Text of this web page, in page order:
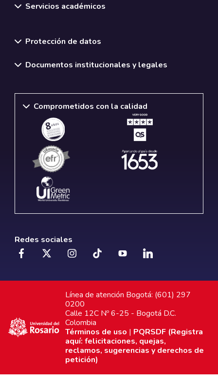
Servicios académicos
Protección de datos
Documentos institucionales y legales
Comprometidos con la calidad
Redes sociales
Línea de atención Bogotá: (601) 297
0200
Calle 12C Nº 6-25 - Bogotá D.C.
Colombia
Términos de uso | PQRSDF (Registra
aquí: felicitaciones, quejas,
reclamos, sugerencias y derechos de
petición)